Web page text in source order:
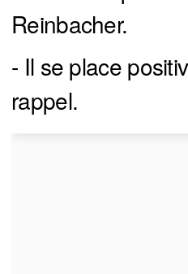
Reinbacher.
- Il se place
rappel.